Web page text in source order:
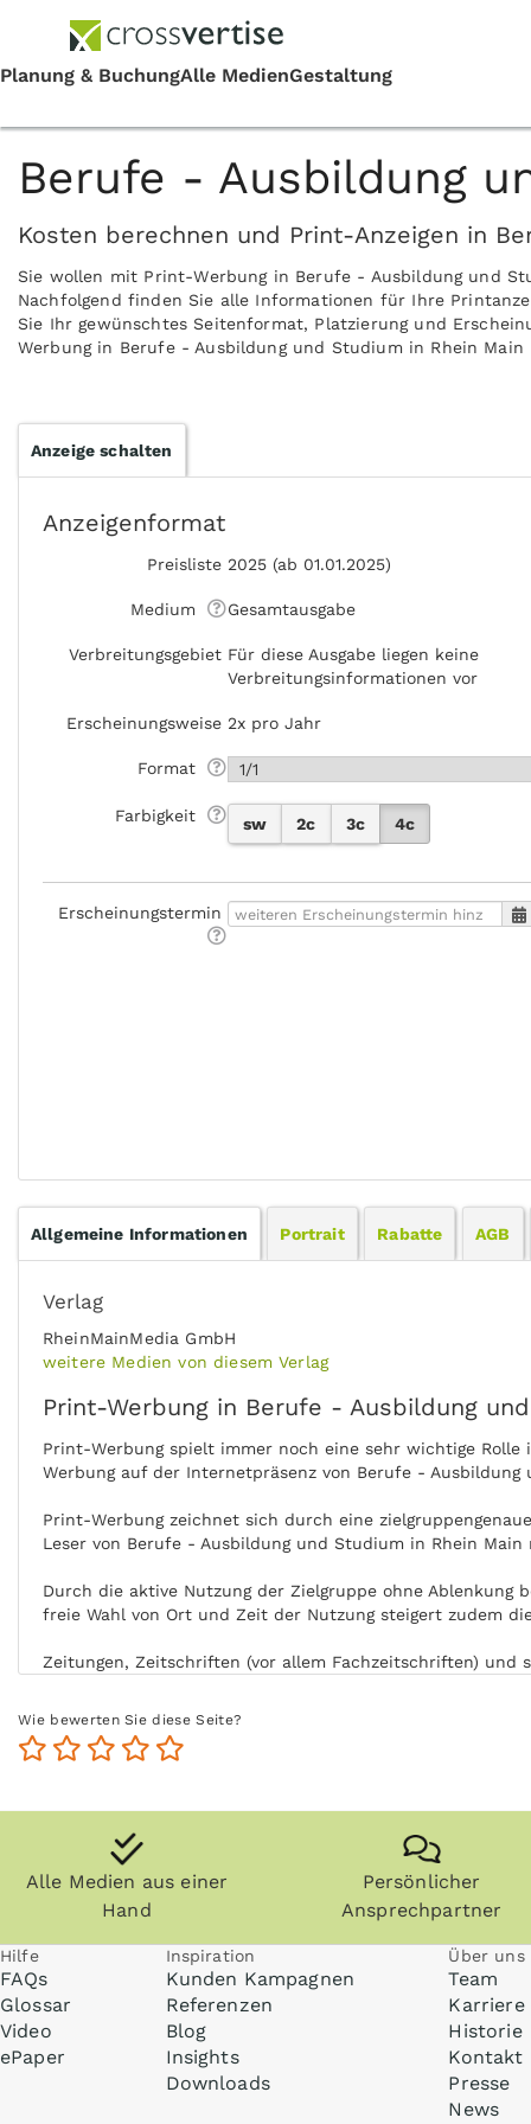
Berufe - Ausbildung
Kosten berechnen und Print-Anzeigen in
Sie wollen mit Print-Werbung in Berufe - Ausbildung und
Nachfolgend finden Sie alle Informationen für Ihre
Sie Ihr gewünschtes Seitenformat, Platzierung und
Werbung in Berufe - Ausbildung und Studium in Rhein
Anzeige schalten
Anzeigenformat
Preisliste 2025 (ab 01.01.2025)
Medium Gesamtausgabe
Verbreitungsgebiet Für diese Ausgabe liegen keine
Verbreitungsinformationen vor
Erscheinungsweise 2x pro Jahr
Format
Farbigkeit sw 2c 3c 4c
Erscheinungstermin
Allgemeine Informationen Portrait Rabatte AGB
Verlag
RheinMainMedia GmbH
weitere Medien von diesem Verlag
Print-Werbung in Berufe - Ausbildung
Print-Werbung spielt immer noch eine sehr wichtige
Werbung auf der Internetpräsenz von Berufe -
Print-Werbung zeichnet sich durch eine
Leser von Berufe - Ausbildung und Studium in Rhein
Durch die aktive Nutzung der Zielgruppe ohne Ablenkung
freie Wahl von Ort und Zeit der Nutzung steigert zudem
Zeitungen, Zeitschriften (vor allem Fachzeitschriften)
Anzeigen können zudem nachgeblättert und
Medien. Berufe - Ausbildung und Studium in Rhein Main
Wie bewerten Sie diese Seite?
Alle Medien aus einer
Hand
Persönlicher
Ansprechpartner
Hilfe
FAQs
Glossar
Video
ePaper
Inspiration
Kunden Kampagnen
Referenzen
Blog
Insights
Downloads
Über uns
Team
Karriere
Historie
Kontakt
Presse
News